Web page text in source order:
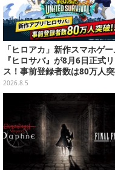
「ヒロアカ」新作スマホゲ
『ヒロサバ』が8月6日正式
ス！事前登録者数は80万人突
追加報酬も決定
2026.8.5